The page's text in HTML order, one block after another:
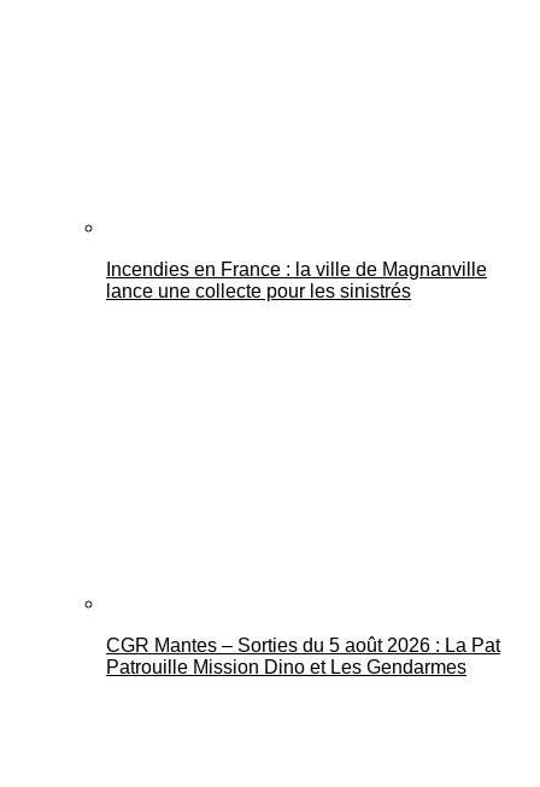
Mantes Actu
Incendies en France : la ville de Magnanville
lance une collecte pour les sinistrés
CGR Mantes – Sorties du 5 août 2026 : La Pat
Patrouille Mission Dino et Les Gendarmes